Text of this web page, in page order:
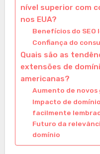
nível superior com
nos EUA?
Benefícios do SEO
Confiança do
Quais são as
extensões de
americanas?
Aumento de novos
Impacto de
facilmente
Futuro da
domínio